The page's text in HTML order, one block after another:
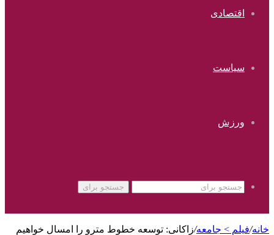
اقتصادی
سیاست
ورزش
جستجو برای
خانه/فیلم > جامعه/زاکانی: توسعه خطوط مترو را امسال خواهیم